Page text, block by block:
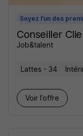
Soyez l'un des
Conseiller
Job&talent
Lattes - 34
Voir l’offre